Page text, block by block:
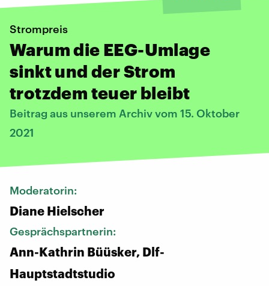
Strompreis
Warum die EEG-Umlage
sinkt und der Strom
trotzdem teuer bleibt
Beitrag aus unserem Archiv vom 15. Oktober
2021
Moderatorin:
Diane Hielscher
Gesprächspartnerin:
Ann-Kathrin Büüsker, Dlf-
Hauptstadtstudio